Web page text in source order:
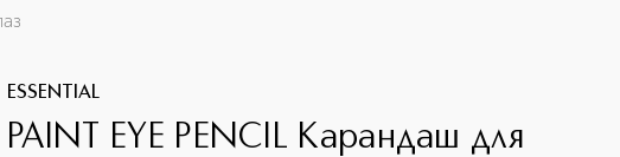
ESSENTIAL
PAINT EYE PENCIL Карандаш для